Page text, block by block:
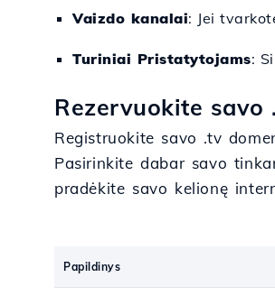
Vaizdo kanalai: Jei
Turiniai Pristatytojams:
Rezervuokite savo
Registruokite savo .tv
Pasirinkite dabar savo
pradėkite savo kelionę
Papildinys